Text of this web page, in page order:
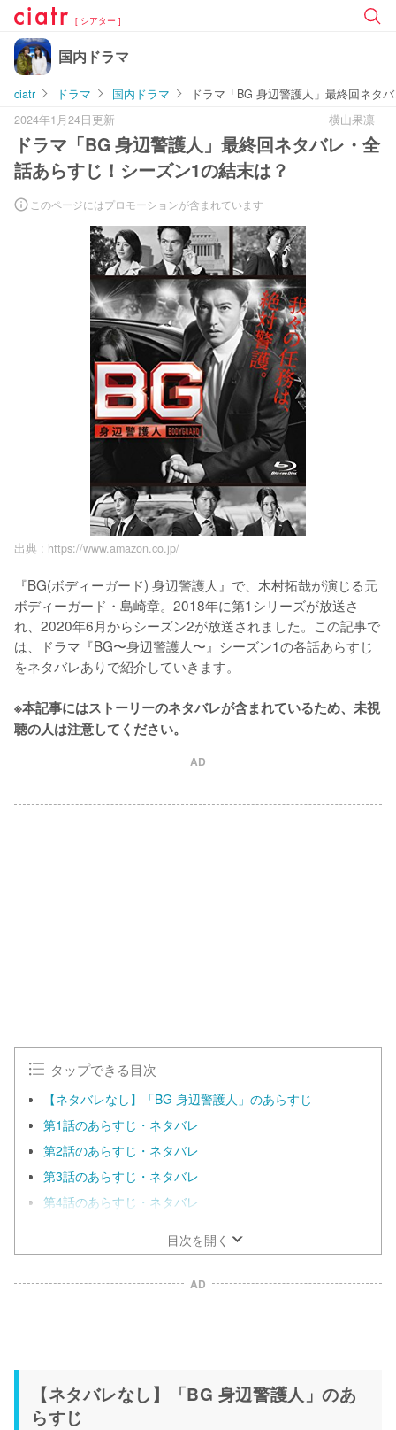
[ シアター ]
国内ドラマ
ciatr ドラマ 国内ドラマ
ドラマ「BG 身辺警護人」最終回ネタ
2024年1月24日更新
横山果凛
ドラマ「BG 身辺警護人」最終回ネタバレ・全
話あらすじ！シーズン1の結末は？
このページにはプロモーションが含まれています
出典 : https://www.amazon.co.jp/
『BG(ボディーガード) 身辺警護人』で、木村拓哉が演じる元
ボディーガード・島崎章。2018年に第1シリーズが放送さ
れ、2020年6月からシーズン2が放送されました。この記事で
は、ドラマ『BG〜身辺警護人〜』シーズン1の各話あらすじ
をネタバレありで紹介していきます。
※本記事にはストーリーのネタバレが含まれているため、未視
聴の人は注意してください。
AD
タップできる目次
【ネタバレなし】「BG 身辺警護人」のあらすじ
第1話のあらすじ・ネタバレ
第2話のあらすじ・ネタバレ
第3話のあらすじ・ネタバレ
第4話のあらすじ・ネタバレ
目次を開く
AD
【ネタバレなし】「BG 身辺警護人」のあ
らすじ